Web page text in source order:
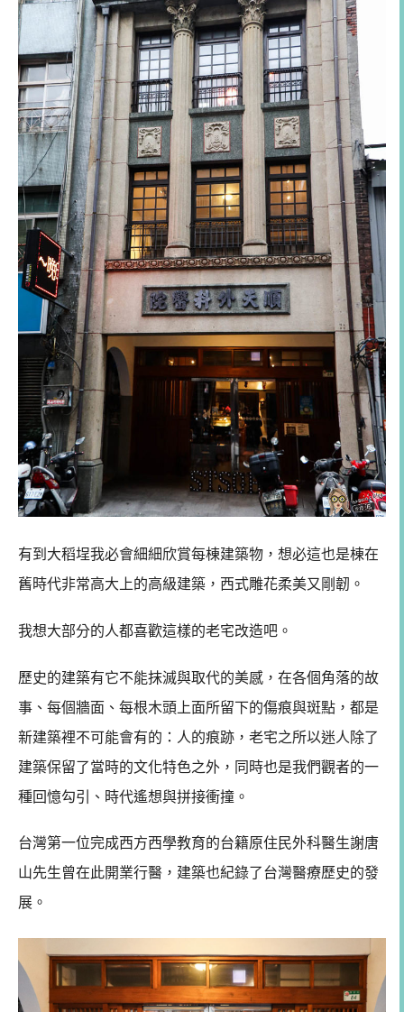
有到大稻埕我必會細細欣賞每棟建築物，想必這也是棟在
舊時代非常高大上的高級建築，西式雕花柔美又剛韌。
我想大部分的人都喜歡這樣的老宅改造吧。
歷史的建築有它不能抹滅與取代的美感，在各個角落的故
事、每個牆面、每根木頭上面所留下的傷痕與斑點，都是
新建築裡不可能會有的：人的痕跡，老宅之所以迷人除了
建築保留了當時的文化特色之外，同時也是我們觀者的一
種回憶勾引、時代遙想與拼接衝撞。
台灣第一位完成西方西學教育的台籍原住民外科醫生謝唐
山先生曾在此開業行醫，建築也紀錄了台灣醫療歷史的發
展。